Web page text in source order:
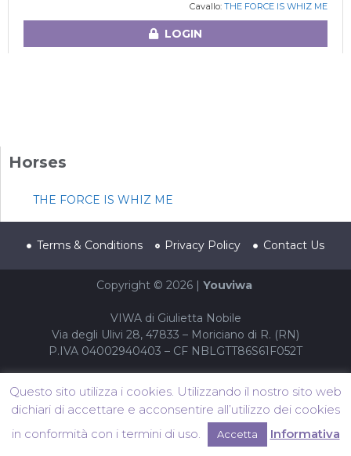
Cavallo: THE FORCE IS WHIZ ME
LOGIN
Horses
THE FORCE IS WHIZ ME
Terms & Conditions Privacy Policy Contact Us
Copyright © 2026 | Youviwa
VIWA di Giulietta Nobile
Via degli Ulivi 28, 47833 – Moriciano di R. (RN)
P.IVA 04002940403 – CF NBLGTT86S61F052T
Questo sito utilizza i cookies. Utilizzando il nostro sito web
dichiari di accettare e acconsentire all’utilizzo dei cookies
in conformità con i termini di uso.
Accetta Informativa